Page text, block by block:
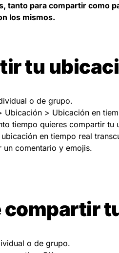
tanto para compartir como
los mismos.
tu
o de grupo.
> Ubicación en
tiempo quieres compartir tu
en tiempo real
un comentario y emojis.
compartir
o de grupo.